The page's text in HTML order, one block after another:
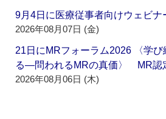
9月4日に医療従事者向けウェビ
2026年08月07日 (金)
21日にMRフォーラム2026 〈学び
る―問われるMRの真価〉 MR認
2026年08月06日 (木)